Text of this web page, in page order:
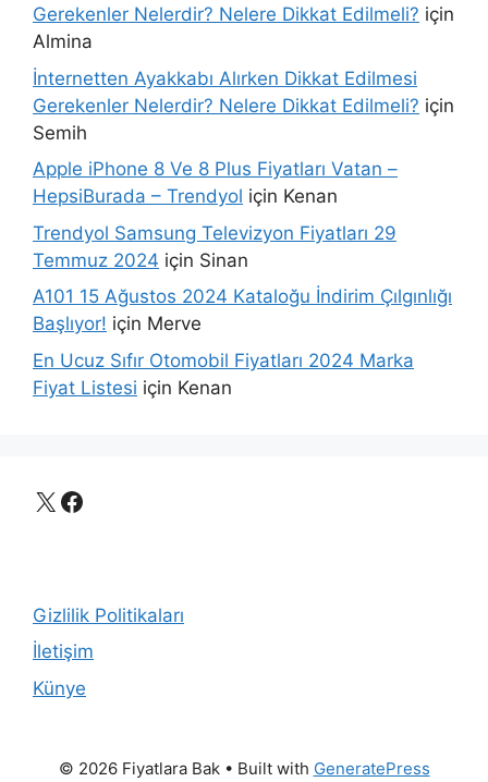
Gerekenler Nelerdir? Nelere Dikkat Edilmeli? için
Almina
İnternetten Ayakkabı Alırken Dikkat Edilmesi
Gerekenler Nelerdir? Nelere Dikkat Edilmeli? için
Semih
Apple iPhone 8 Ve 8 Plus Fiyatları Vatan –
HepsiBurada – Trendyol için Kenan
Trendyol Samsung Televizyon Fiyatları 29
Temmuz 2024 için Sinan
A101 15 Ağustos 2024 Kataloğu İndirim Çılgınlığı
Başlıyor! için Merve
En Ucuz Sıfır Otomobil Fiyatları 2024 Marka
Fiyat Listesi için Kenan
X Facebook
Gizlilik Politikaları
İletişim
Künye
© 2026 Fiyatlara Bak• Built with GeneratePress